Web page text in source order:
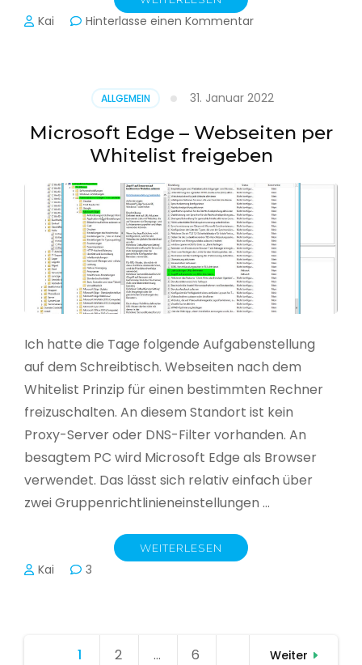
Kai Hinterlasse einen Kommentarzu
(UPN)
im
Active
Directory
ALLGEMEIN 31. Januar 2022
Microsoft Edge – Webseiten per
Whitelist freigeben
Ich hatte die Tage folgende Aufgabenstellung
auf dem Schreibtisch. Webseiten nach dem
Whitelist Prinzip für einen bestimmten Rechner
freizuschalten. An diesem Standort ist kein
Proxy-Server oder DNS-Filter vorhanden. An
besagtem PC wird Microsoft Edge als Browser
verwendet. Das lässt sich relativ einfach über
zwei Gruppenrichtlinieneinstellungen …
WEITERLESEN
Kai 3
Seitennummerierung
1 Seite
2 … Seite
6 Weiter